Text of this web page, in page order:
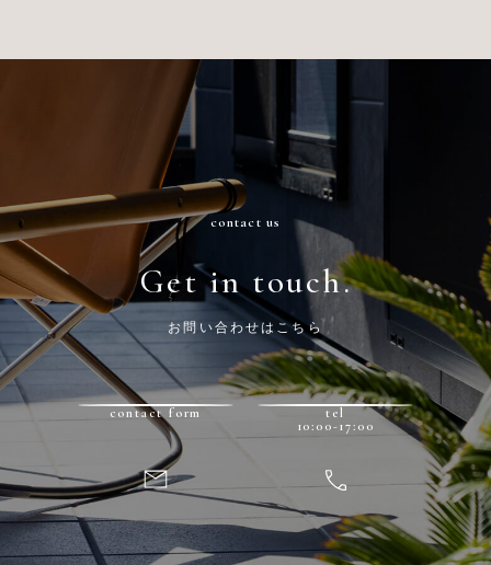
contact us
Get in touch.
お問い合わせはこちら
contact form
tel
10:00-17:00